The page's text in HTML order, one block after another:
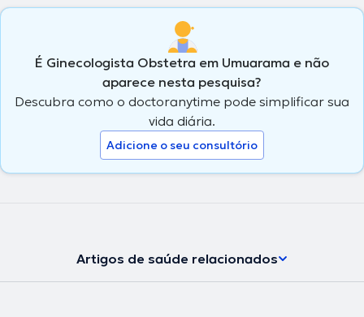
É Ginecologista Obstetra em Umuarama e não
aparece nesta pesquisa?
Descubra como o doctoranytime pode simplificar sua
vida diária.
Adicione o seu consultório
Artigos de saúde relacionados